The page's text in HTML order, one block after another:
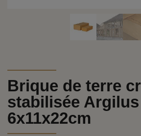
Brique de terre
stabilisée Argilus
6x11x22cm